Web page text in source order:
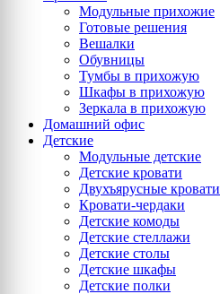
Модульные прихожие
Готовые решения
Вешалки
Обувницы
Тумбы в прихожую
Шкафы в прихожую
Зеркала в прихожую
Домашний офис
Детские
Модульные детские
Детские кровати
Двухъярусные кровати
Кровати-чердаки
Детские комоды
Детские стеллажи
Детские столы
Детские шкафы
Детские полки